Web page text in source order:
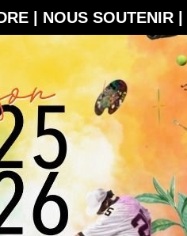
| NOUS SOUTENIR |